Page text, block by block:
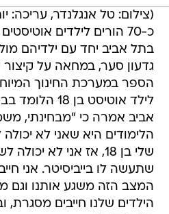
(צילום: טל אנגלנדר, עריכה:
כ-70 הורים לילדים
בתל אביב יחד עם ילדיהם
גדעון סער, במחאה על קיצור
הספר במערכת החינוך
לילד אוטיסט
אביב אמרה כי "מבחינתי,
הלימודים היא שאני לא
שלי בן 18, אז אני לא
שתעשה לו בייביסיטר. אני
המצב הזה משגע אותנו וגם
הילדים שלנו חייבים